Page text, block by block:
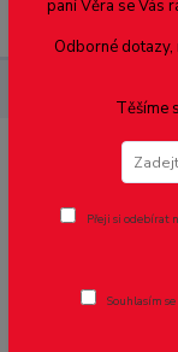
Hranol
Novinka
paní Věra se Vás
Odborné dotazy,
Těšíme
Přeji si odebírat
Souhlasím se